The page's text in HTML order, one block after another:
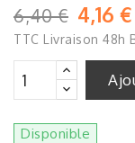
6,40 € 4,16 €
TTC Livraison 48h
Disponible